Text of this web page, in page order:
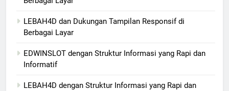
LEBAH4D dan Dukungan Tampilan Responsif di
Berbagai Layar
EDWINSLOT dengan Struktur Informasi yang Rapi dan
Informatif
LEBAH4D dengan Struktur Informasi yang Rapi dan